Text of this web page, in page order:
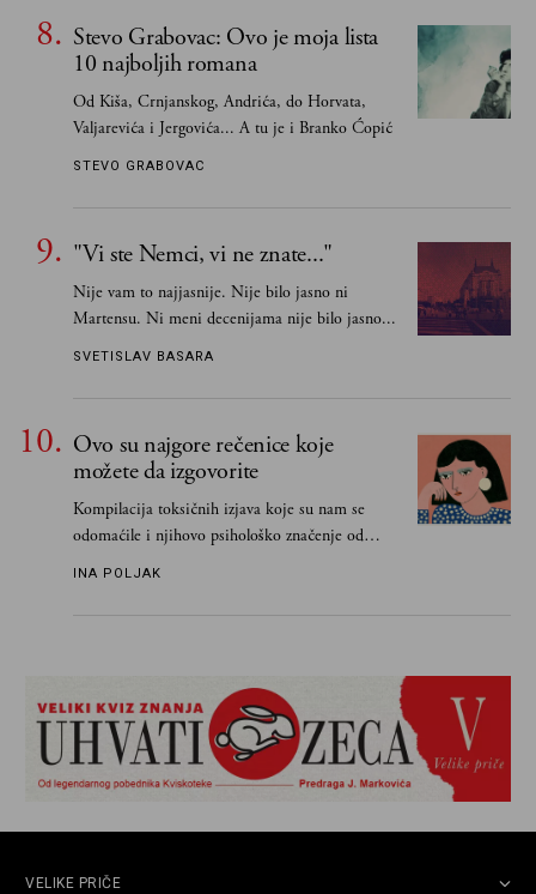
Stevo Grabovac: Ovo je moja lista
10 najboljih romana
Od Kiša, Crnjanskog, Andrića, do Horvata,
Valjarevića i Jergovića... A tu je i Branko Ćopić
STEVO GRABOVAC
"Vi ste Nemci, vi ne znate..."
Nije vam to najjasnije. Nije bilo jasno ni
Martensu. Ni meni decenijama nije bilo jasno...
SVETISLAV BASARA
Ovo su najgore rečenice koje
možete da izgovorite
Kompilacija toksičnih izjava koje su nam se
odomaćile i njihovo psihološko značenje od
INA POLJAK
VELIKE PRIČE